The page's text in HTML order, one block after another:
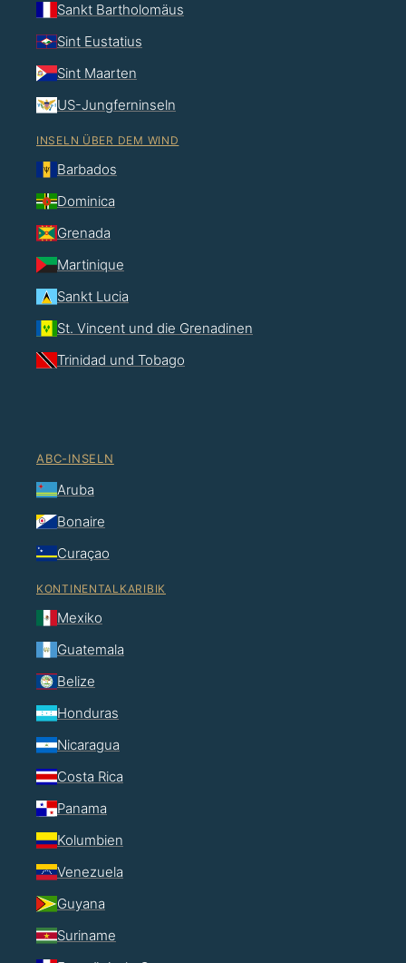
Sankt Bartholomäus
Sint Eustatius
Sint Maarten
US-Jungferninseln
INSELN ÜBER DEM WIND
Barbados
Dominica
Grenada
Martinique
Sankt Lucia
St. Vincent und die Grenadinen
Trinidad und Tobago
ABC-INSELN
Aruba
Bonaire
Curaçao
KONTINENTALKARIBIK
Mexiko
Guatemala
Belize
Honduras
Nicaragua
Costa Rica
Panama
Kolumbien
Venezuela
Guyana
Suriname